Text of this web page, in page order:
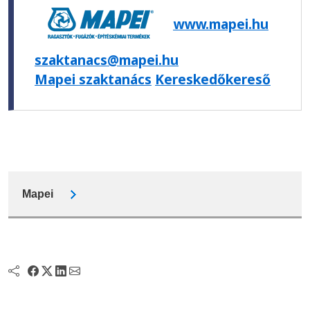
www.mapei.hu
szaktanacs@mapei.hu
Mapei szaktanács Kereskedőkereső
Mapei